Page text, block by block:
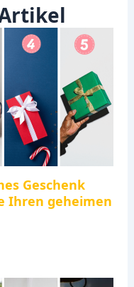
Geschenk
Ihren geheimen